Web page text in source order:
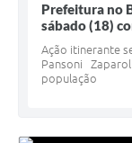
Prefeitura no
sábado (18)
Ação itinerante
Pansoni
população